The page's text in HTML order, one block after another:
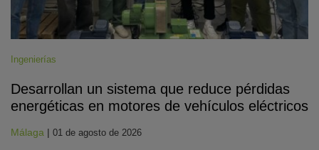
Ingenierías
Desarrollan un sistema que reduce pérdidas
energéticas en motores de vehículos eléctricos
Málaga | 01 de agosto de 2026